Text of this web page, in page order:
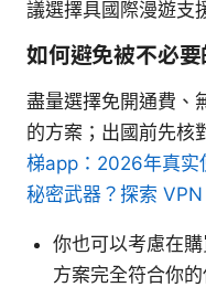
議選擇具國際漫遊支
如何避免被不必要
盡量選擇免開通費、
的方案；出國前先核
梯app：2026年真实
秘密武器？探索
你也可以考慮在
方案完全符合你